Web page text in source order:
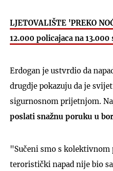
LJETOVALIŠTE 'PREKO
12.000 policajaca na
Erdogan je ustvrdio da
drugdje pokazuju da je
sigurnosnom prijetnjom.
poslati snažnu poruku u
"Sučeni smo s kolektivnom
teroristički napad nije bio